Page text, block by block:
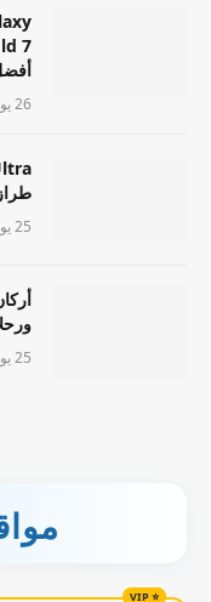
26 يوليو، 2026
طراز Apple عالي المستوى
25 يوليو، 2026
25 يوليو، 2026